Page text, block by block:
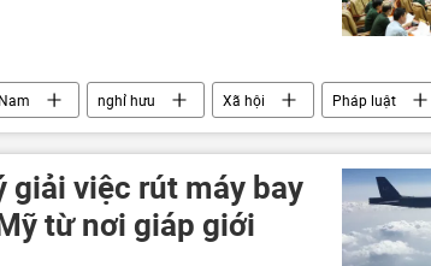
nghỉ hưu Xã hội Pháp luật
giải việc rút máy bay
từ nơi giáp giới